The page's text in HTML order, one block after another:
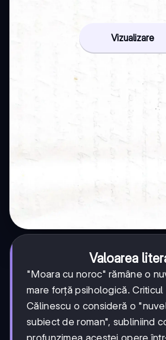
Vizualizare
Valoarea
"Moara cu noroc" rămâne o
mare forță psihologică. Criticul
Călinescu o consideră o
subiect de roman", subliniind
profunzimea acestei opere